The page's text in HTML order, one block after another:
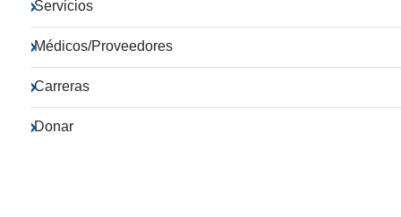
Servicios
Médicos/Proveedores
Carreras
Donar